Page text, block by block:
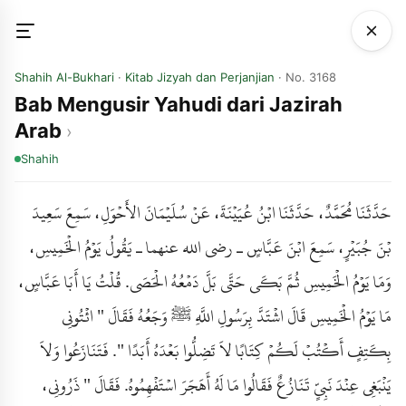
Shahih Al-Bukhari · Kitab Jizyah dan Perjanjian · No. 3168
Bab Mengusir Yahudi dari Jazirah
Arab
Shahih
حَدَّثَنَا مُحَمَّدٌ، حَدَّثَنَا ابْنُ عُيَيْنَةَ، عَنْ سُلَيْمَانَ الأَحْوَلِ، سَمِعَ سَعِيدَ
بْنَ جُبَيْرٍ، سَمِعَ ابْنَ عَبَّاسٍ ـ رضى الله عنهما ـ يَقُولُ يَوْمُ الْخَمِيسِ،
وَمَا يَوْمُ الْخَمِيسِ ثُمَّ بَكَى حَتَّى بَلَّ دَمْعُهُ الْحَصَى. قُلْتُ يَا أَبَا عَبَّاسٍ،
مَا يَوْمُ الْخَمِيسِ قَالَ اشْتَدَّ بِرَسُولِ اللَّهِ ﷺ وَجَعُهُ فَقَالَ " ائْتُونِي
بِكَتِفٍ أَكْتُبْ لَكُمْ كِتَابًا لاَ تَضِلُّوا بَعْدَهُ أَبَدًا ". فَتَنَازَعُوا وَلاَ
يَنْبَغِي عِنْدَ نَبِيٍّ تَنَازُعٌ فَقَالُوا مَا لَهُ أَهَجَرَ اسْتَفْهِمُوهُ. فَقَالَ " ذَرُونِي،